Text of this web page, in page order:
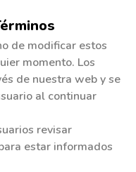
de modificar estos
momento. Los
de nuestra web y se
al continuar
revisar
estar informados